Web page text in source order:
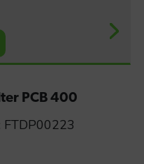
PCB 400
FTDP00223